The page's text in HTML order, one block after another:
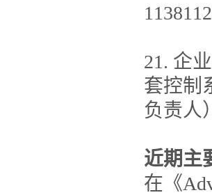
21. 企
套控制
负责人
近期主
在《